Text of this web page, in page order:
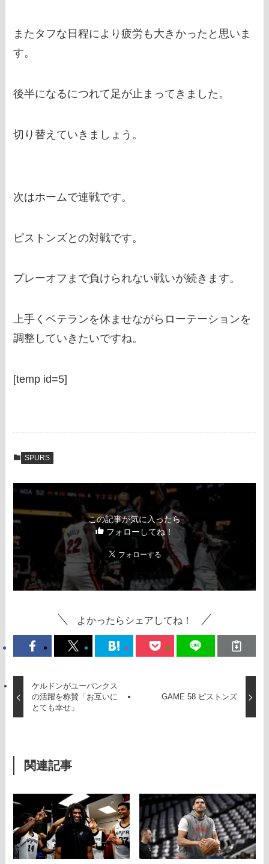
またタフな日程により疲労も大きかったと思いま
す。
後半になるにつれて足が止まってきました。
切り替えていきましょう。
次はホームで連戦です。
ピストンズとの対戦です。
プレーオフまで負けられない戦いが続きます。
上手くベテランを休ませながらローテーションを
調整していきたいですね。
[temp id=5]
SPURS
この記事が気に入ったら
フォローしてね！
よかったらシェアしてね！
ケルドンがユーバンクス
の活躍を称賛「お互いに
とても幸せ」
GAME 58 ピストンズ
関連記事